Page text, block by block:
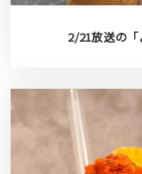
2/21放送の「